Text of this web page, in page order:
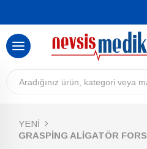
YENİ
GRASPİNG ALİGATÖR